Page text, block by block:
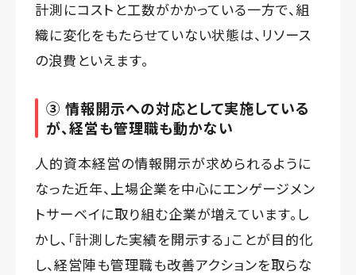
計測にコストと工数がかかっている一方で、組
織に変化をもたらせていない状態は、リソース
の浪費といえます。
③ 情報開示への対応として実施している
が、経営も管理職も動かない
人的資本経営の情報開示が求められるように
なった近年、上場企業を中心にエンゲージメン
トサーベイに取り組む企業が増えています。し
かし、「計測した実績を開示する」ことが目的化
し、経営陣も管理職も改善アクションを取らな